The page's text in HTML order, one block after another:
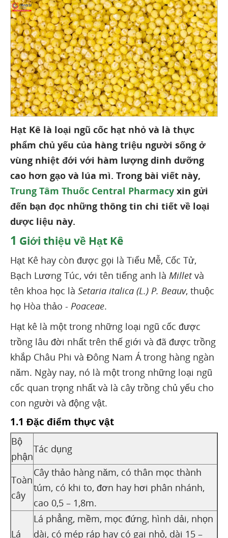
Hạt Kê là loại ngũ cốc hạt nhỏ và là thực
phẩm chủ yếu của hàng triệu người sống ở
vùng nhiệt đới với hàm lượng dinh dưỡng
cao hơn gạo và lúa mì. Trong bài viết này,
Trung Tâm Thuốc Central Pharmacy xin gửi
đến bạn đọc những thông tin chi tiết về loại
dược liệu này.
1 Giới thiệu về Hạt Kê
Hạt Kê hay còn được gọi là Tiểu Mễ, Cốc Tử,
Bạch Lương Túc, với tên tiếng anh là Milletvà
tên khoa học là Setaria italica (L.) P. Beauv, thuộc
họ Hòa thảo - Poaceae.
Hạt kê là một trong những loại ngũ cốc được
trồng lâu đời nhất trên thế giới và đã được trồng
khắp Châu Phi và Đông Nam Á trong hàng ngàn
năm. Ngày nay, nó là một trong những loại ngũ
cốc quan trọng nhất và là cây trồng chủ yếu cho
con người và động vật.
1.1 Đặc điểm thực vật
Bộ
phận
Tác dụng
Toàn
cây
Cây thảo hàng năm, có thân mọc thành
túm, có khi to, đơn hay hơi phân nhánh,
cao 0,5 – 1,8m.
Lá
Lá phẳng, mềm, mọc đứng, hình dải, nhọn
dài, có mép ráp hay có gai nhỏ, dài 15 –